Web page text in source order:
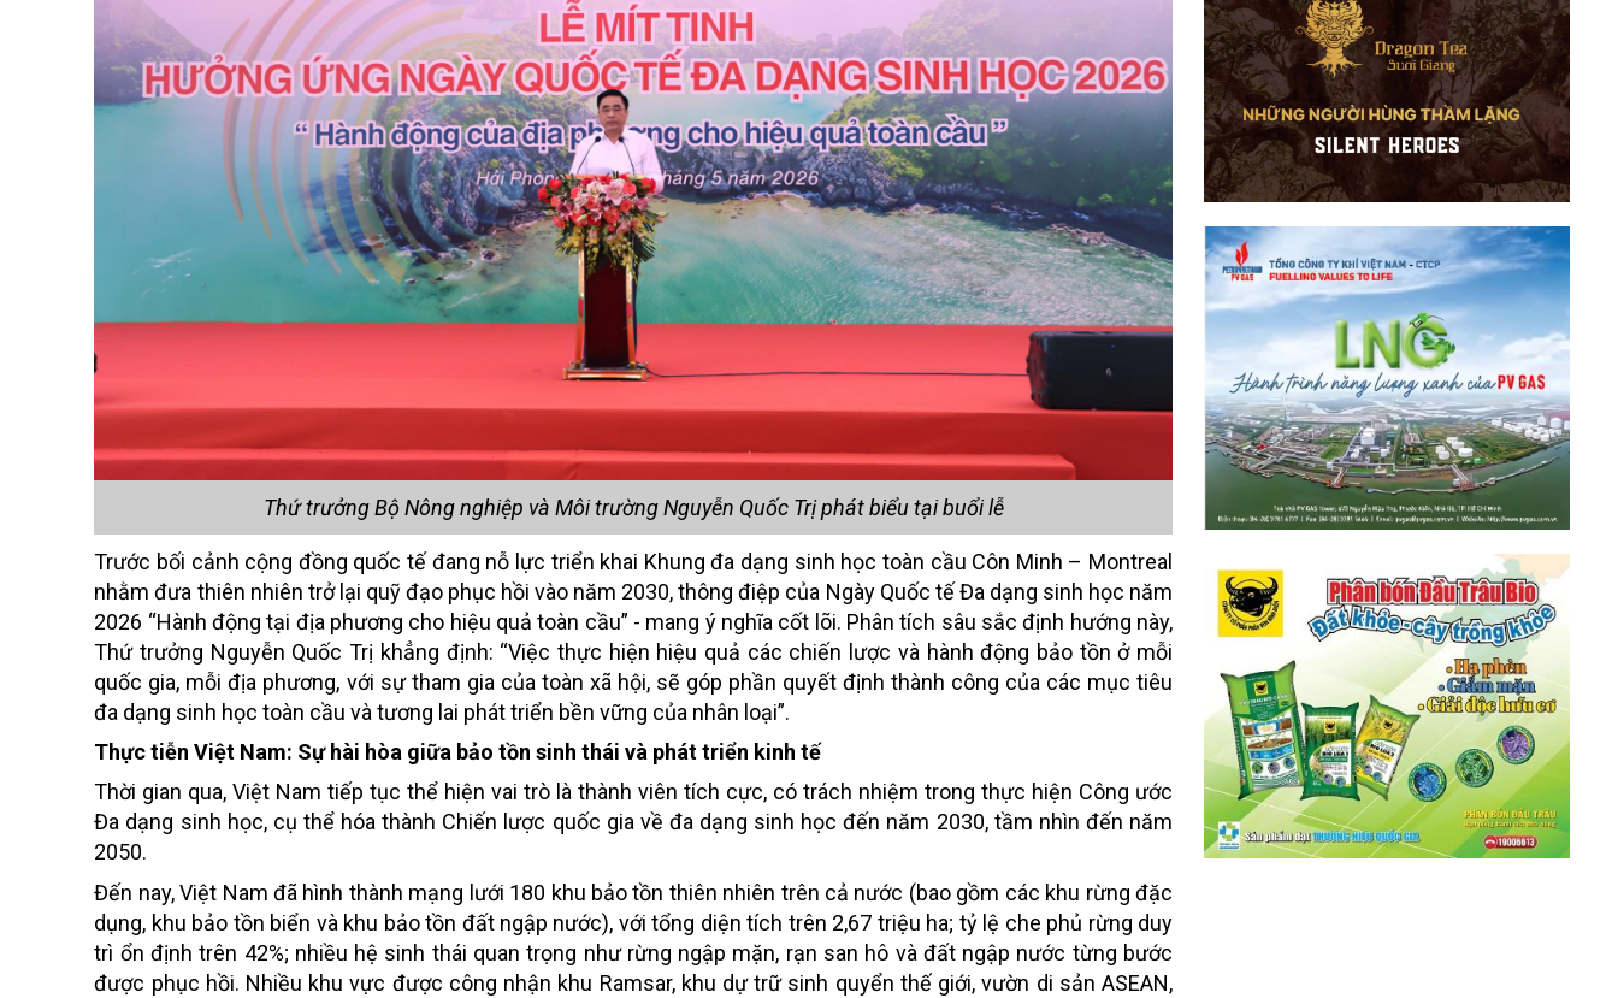
Thứ trưởng Bộ Nông nghiệp và Môi trường Nguyễn Quốc Trị phát biểu tại buổi lễ
Trước bối cảnh cộng đồng quốc tế đang nỗ lực triển khai Khung đa dạng sinh học toàn cầu Côn Minh – Montreal
nhằm đưa thiên nhiên trở lại quỹ đạo phục hồi vào năm 2030, thông điệp của Ngày Quốc tế Đa dạng sinh học năm
2026 “Hành động tại địa phương cho hiệu quả toàn cầu” - mang ý nghĩa cốt lõi. Phân tích sâu sắc định hướng này,
Thứ trưởng Nguyễn Quốc Trị khẳng định: “Việc thực hiện hiệu quả các chiến lược và hành động bảo tồn ở mỗi
quốc gia, mỗi địa phương, với sự tham gia của toàn xã hội, sẽ góp phần quyết định thành công của các mục tiêu
đa dạng sinh học toàn cầu và tương lai phát triển bền vững của nhân loại”.
Thực tiễn Việt Nam: Sự hài hòa giữa bảo tồn sinh thái và phát triển kinh tế
Thời gian qua, Việt Nam tiếp tục thể hiện vai trò là thành viên tích cực, có trách nhiệm trong thực hiện Công ước
Đa dạng sinh học, cụ thể hóa thành Chiến lược quốc gia về đa dạng sinh học đến năm 2030, tầm nhìn đến năm
2050.
Đến nay, Việt Nam đã hình thành mạng lưới 180 khu bảo tồn thiên nhiên trên cả nước (bao gồm các khu rừng đặc
dụng, khu bảo tồn biển và khu bảo tồn đất ngập nước), với tổng diện tích trên 2,67 triệu ha; tỷ lệ che phủ rừng duy
trì ổn định trên 42%; nhiều hệ sinh thái quan trọng như rừng ngập mặn, rạn san hô và đất ngập nước từng bước
được phục hồi. Nhiều khu vực được công nhận khu Ramsar, khu dự trữ sinh quyển thế giới, vườn di sản ASEAN,